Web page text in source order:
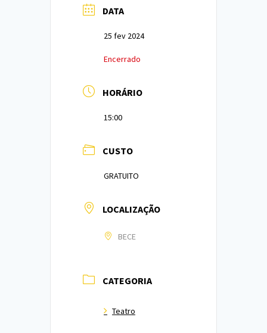
DATA
25 fev 2024
Encerrado
HORÁRIO
15:00
CUSTO
GRATUITO
LOCALIZAÇÃO
BECE
CATEGORIA
Teatro